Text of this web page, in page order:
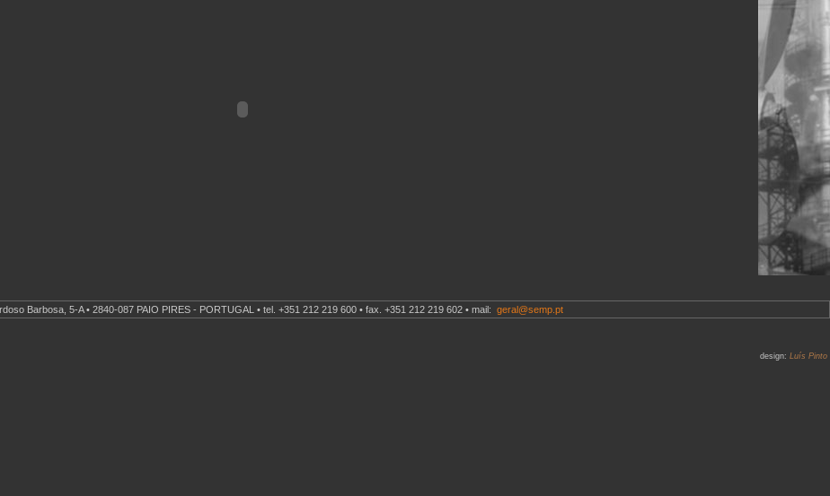
Barbosa, 5-A • 2840-087 PAIO PIRES - PORTUGAL • tel. +351 212 219 600 • fax. +351 212 219 602 • mail: geral@semp.pt
design: Luís Pinto